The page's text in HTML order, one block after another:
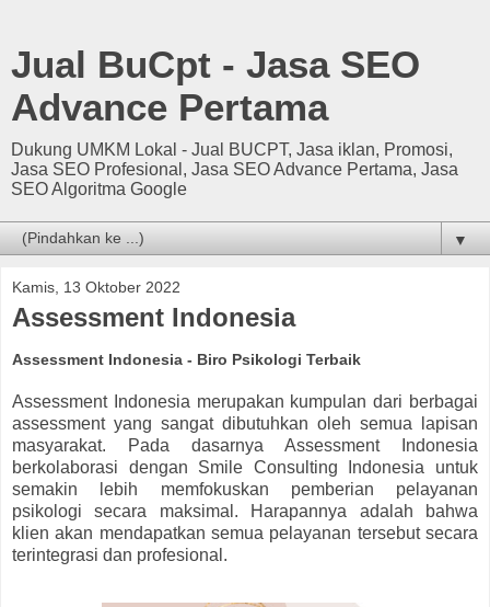
Jual BuCpt - Jasa SEO
Advance Pertama
Dukung UMKM Lokal - Jual BUCPT, Jasa iklan, Promosi,
Jasa SEO Profesional, Jasa SEO Advance Pertama, Jasa
SEO Algoritma Google
▼
Kamis, 13 Oktober 2022
Assessment Indonesia
Assessment Indonesia - Biro Psikologi Terbaik
Assessment Indonesia merupakan kumpulan dari berbagai
assessment yang sangat dibutuhkan oleh semua lapisan
masyarakat. Pada dasarnya Assessment Indonesia
berkolaborasi dengan Smile Consulting Indonesia untuk
semakin lebih memfokuskan pemberian pelayanan
psikologi secara maksimal. Harapannya adalah bahwa
klien akan mendapatkan semua pelayanan tersebut secara
terintegrasi dan profesional.